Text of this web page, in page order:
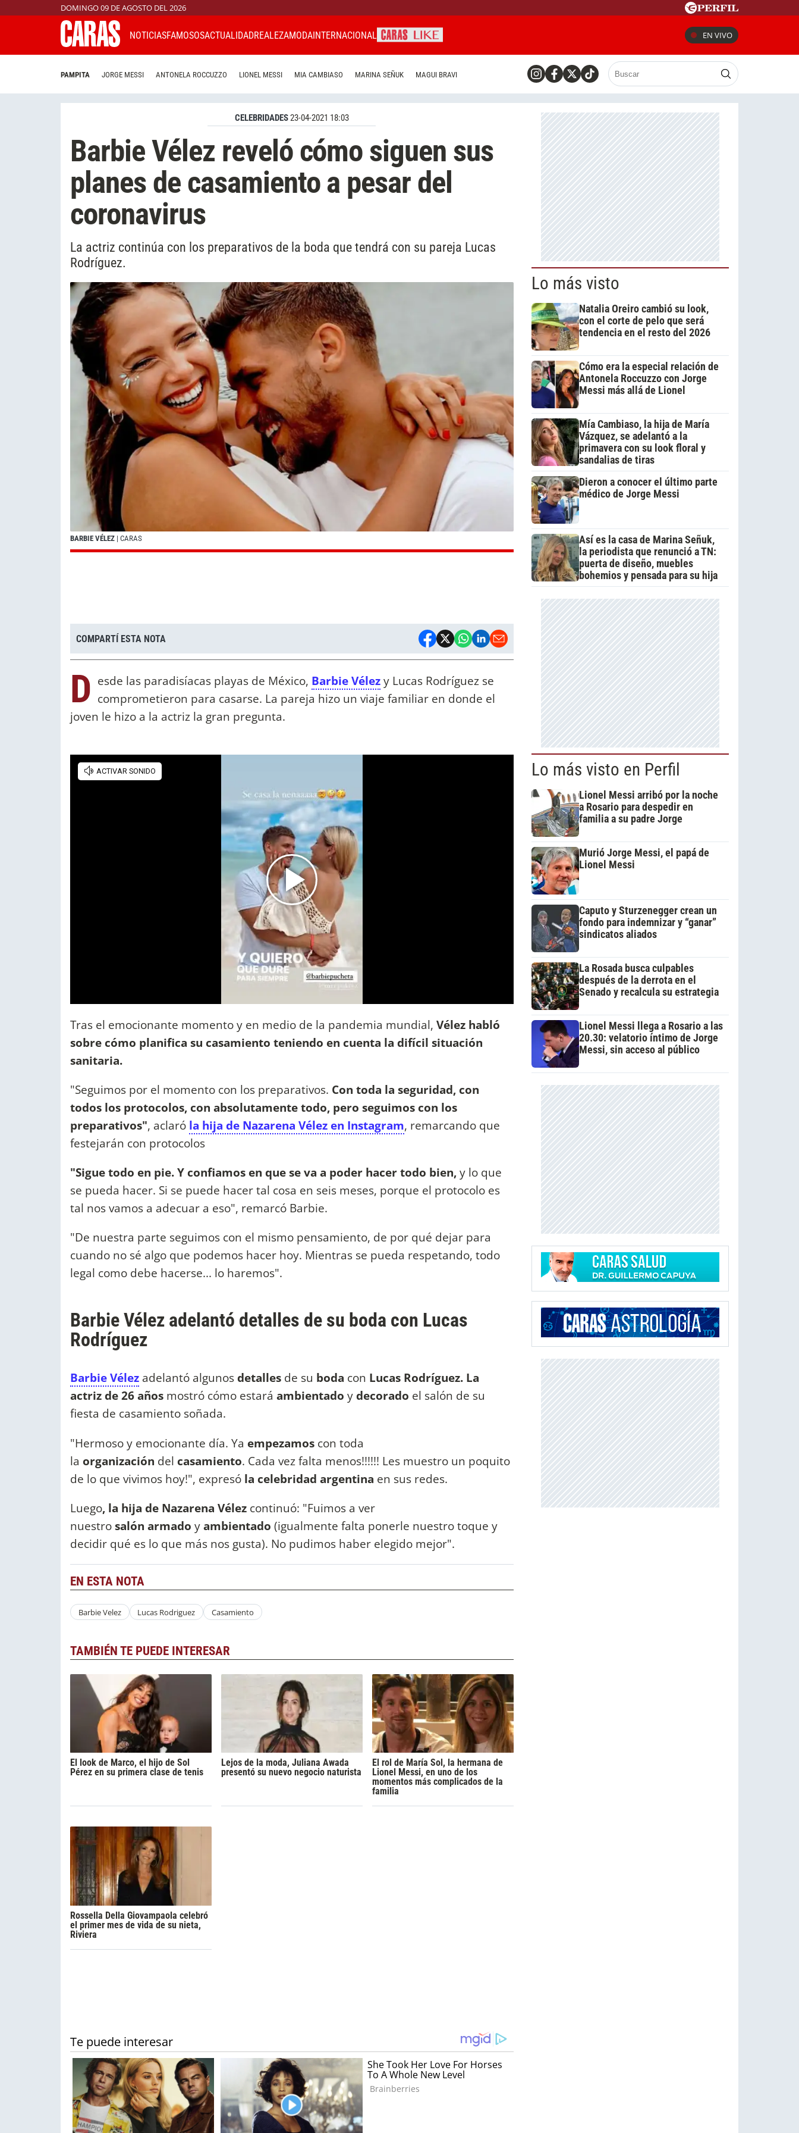
DOMINGO 09 DE AGOSTO DEL 2026
NOTICIASFAMOSOSACTUALIDADREALEZAMODAINTERNACIONAL EN VIVO
PAMPITA JORGE MESSI ANTONELA ROCCUZZO LIONEL MESSI MIA CAMBIASO MARINA SEÑUK MAGUI BRAVI
CELEBRIDADES23-04-2021 18:03
Barbie Vélez reveló cómo siguen sus
planes de casamiento a pesar del
coronavirus
La actriz continúa con los preparativos de la boda que tendrá con su pareja Lucas
Rodríguez.
BARBIE VÉLEZ | CARAS
COMPARTÍ ESTA NOTA
D esde las paradisíacas playas de México, Barbie Vélezy Lucas Rodríguez se
comprometieron para casarse. La pareja hizo un viaje familiar en donde el
joven le hizo a la actriz la gran pregunta.
Tras el emocionante momento y en medio de la pandemia mundial, Vélez habló
sobre cómo planifica su casamiento teniendo en cuenta la difícil situación
sanitaria.
"Seguimos por el momento con los preparativos. Con toda la seguridad, con
todos los protocolos, con absolutamente todo, pero seguimos con los
preparativos", aclaró la hija de Nazarena Vélez en Instagram, remarcando que
festejarán con protocolos
"Sigue todo en pie. Y confiamos en que se va a poder hacer todo bien,y lo que
se pueda hacer. Si se puede hacer tal cosa en seis meses, porque el protocolo es
tal nos vamos a adecuar a eso", remarcó Barbie.
"De nuestra parte seguimos con el mismo pensamiento, de por qué dejar para
cuando no sé algo que podemos hacer hoy. Mientras se pueda respetando, todo
legal como debe hacerse... lo haremos".
Barbie Vélez adelantó detalles de su boda con Lucas
Rodríguez
Barbie Vélez adelantó algunosdetalles de su boda con Lucas Rodríguez. La
actriz de 26 años mostró cómo estará ambientado ydecorado el salón de su
fiesta de casamiento soñada.
"Hermoso y emocionante día. Ya empezamos con toda
la organización del casamiento. Cada vez falta menos!!!!!! Les muestro un poquito
de lo que vivimos hoy!", expresó la celebridad argentina en sus redes.
Luego, la hija de Nazarena Vélez continuó: "Fuimos a ver
nuestrosalón armado yambientado (igualmente falta ponerle nuestro toque y
decidir qué es lo que más nos gusta). No pudimos haber elegido mejor".
EN ESTA NOTA
Barbie Velez Lucas Rodriguez Casamiento
TAMBIÉN TE PUEDE INTERESAR
El look de Marco, el hijo de Sol
Pérez en su primera clase de tenis
Lejos de la moda, Juliana Awada
presentó su nuevo negocio naturista
El rol de María Sol, la hermana de
Lionel Messi, en uno de los
momentos más complicados de la
familia
Rossella Della Giovampaola celebró
el primer mes de vida de su nieta,
Riviera
Lo más visto
Natalia Oreiro cambió su look,
con el corte de pelo que será
tendencia en el resto del 2026
Cómo era la especial relación de
Antonela Roccuzzo con Jorge
Messi más allá de Lionel
Mía Cambiaso, la hija de María
Vázquez, se adelantó a la
primavera con su look floral y
sandalias de tiras
Dieron a conocer el último parte
médico de Jorge Messi
Así es la casa de Marina Señuk,
la periodista que renunció a TN:
puerta de diseño, muebles
bohemios y pensada para su hija
Lo más visto en Perfil
Lionel Messi arribó por la noche
a Rosario para despedir en
familia a su padre Jorge
Murió Jorge Messi, el papá de
Lionel Messi
Caputo y Sturzenegger crean un
fondo para indemnizar y “ganar”
sindicatos aliados
La Rosada busca culpables
después de la derrota en el
Senado y recalcula su estrategia
Lionel Messi llega a Rosario a las
20.30: velatorio íntimo de Jorge
Messi, sin acceso al público